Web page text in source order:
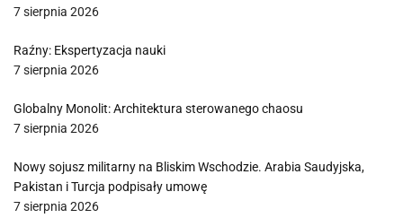
7 sierpnia 2026
Raźny: Ekspertyzacja nauki
7 sierpnia 2026
Globalny Monolit: Architektura sterowanego chaosu
7 sierpnia 2026
Nowy sojusz militarny na Bliskim Wschodzie. Arabia Saudyjska,
Pakistan i Turcja podpisały umowę
7 sierpnia 2026